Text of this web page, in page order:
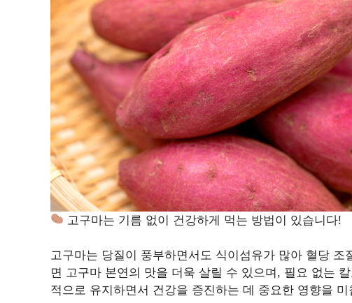
고구마는 기름 없이 건강하게 먹는 방법이 있습니다!
고구마는 당질이 풍부하면서도 식이섬유가 많아 혈당
면 고구마 본연의 맛을 더욱 살릴 수 있으며, 필요 없는
적으로 유지하면서 건강을 증진하는 데 중요한 영향을 미